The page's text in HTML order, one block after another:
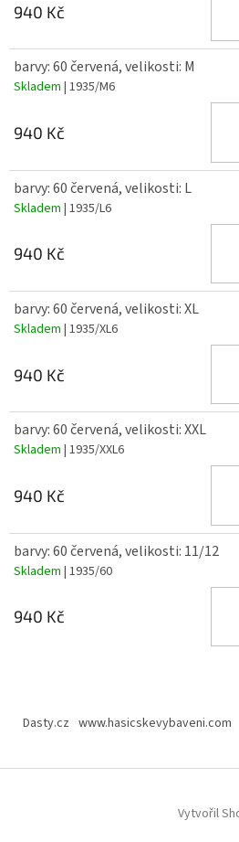
940 Kč
barvy: 60 červená, velikosti: M
Skladem | 1935/M6
940 Kč
barvy: 60 červená, velikosti: L
Skladem | 1935/L6
940 Kč
barvy: 60 červená, velikosti: XL
Skladem | 1935/XL6
940 Kč
barvy: 60 červená, velikosti: XXL
Skladem | 1935/XXL6
940 Kč
barvy: 60 červená, velikosti: 11/12
Skladem | 1935/60
940 Kč
Dasty.cz www.hasicskevybaveni.com
Vytvořil